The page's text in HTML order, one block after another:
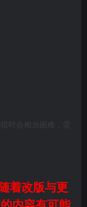
时会相当困难，需
着改版与更